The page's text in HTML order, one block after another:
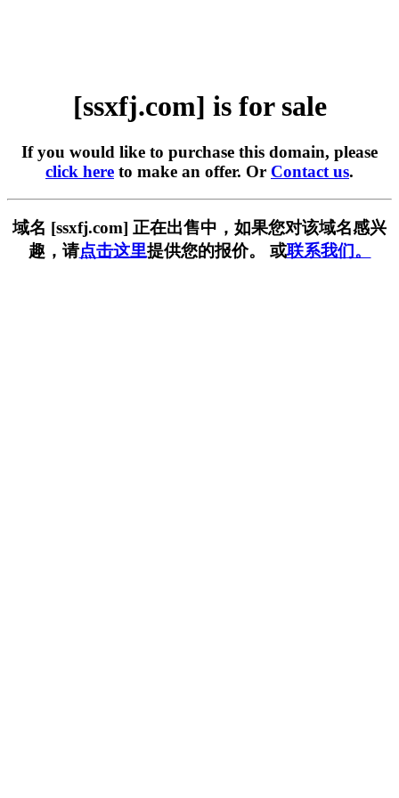
[ssxfj.com] is for sale
If you would like to purchase this domain, please
click here to make an offer. Or Contact us.
域名 [ssxfj.com] 正在出售中，如果您对该域名感兴
趣，请点击这里提供您的报价。 或联系我们。